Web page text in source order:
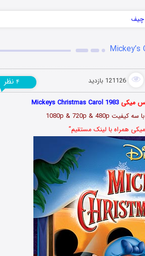
121126 بازدید ۴ نظر
میکیMickeys Christmas Carol 1983
همراه با لینک مستقیم”